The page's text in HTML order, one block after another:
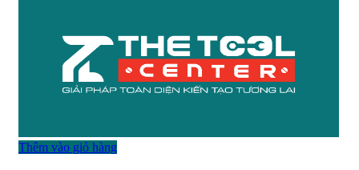
Thêm vào giỏ hàng